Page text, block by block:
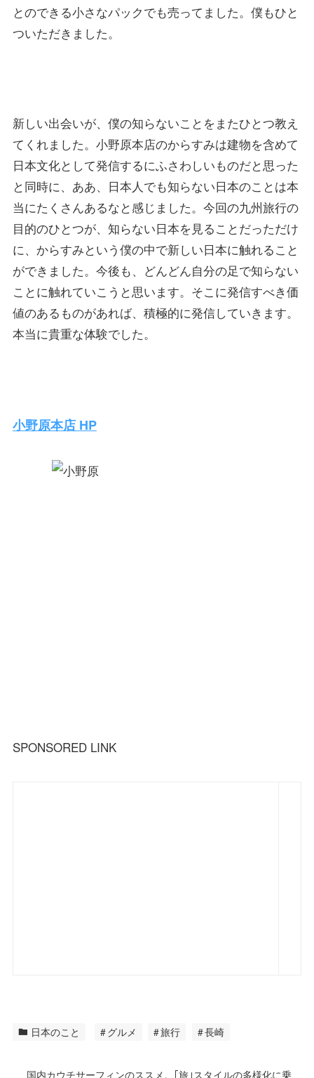
とのできる小さなパックでも売ってました。僕もひと
ついただきました。
新しい出会いが、僕の知らないことをまたひとつ教え
てくれました。小野原本店のからすみは建物を含めて
日本文化として発信するにふさわしいものだと思った
と同時に、ああ、日本人でも知らない日本のことは本
当にたくさんあるなと感じました。今回の九州旅行の
目的のひとつが、知らない日本を見ることだっただけ
に、からすみという僕の中で新しい日本に触れること
ができました。今後も、どんどん自分の足で知らない
ことに触れていこうと思います。そこに発信すべき価
値のあるものがあれば、積極的に発信していきます。
本当に貴重な体験でした。
小野原本店 HP
SPONSORED LINK
日本のこと グルメ 旅行 長崎
国内カウチサーフィンのススメ。｢旅｣スタイルの多様化に乗